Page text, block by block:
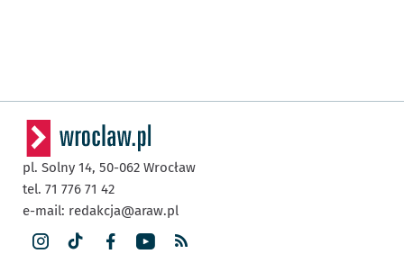
pl. Solny 14, 50-062 Wrocław
tel. 71 776 71 42
e-mail: redakcja@araw.pl